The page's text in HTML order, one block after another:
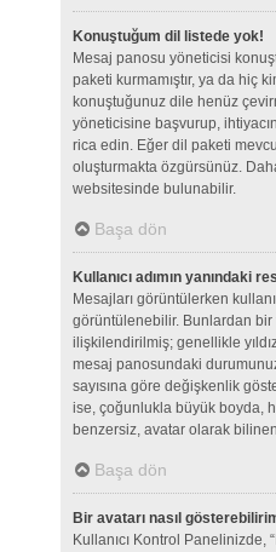
Konuştuğum dil listede yok!
Mesaj panosu yöneticisi
paketi kurmamıştır, ya da hiç
konuştuğunuz dile henüz
yöneticisine başvurup,
rica edin. Eğer dil paketi
oluşturmakta özgürsünüz.
websitesinde bulunabilir.
Başa dön
Kullanıcı adımın yanındaki
Mesajları görüntülerken
görüntülenebilir. Bunlardan
ilişkilendirilmiş; genellikle
mesaj panosundaki
sayısına göre değişkenlik
ise, çoğunlukla büyük boyda,
benzersiz, avatar olarak
Başa dön
Bir avatarı nasıl
Kullanıcı Kontrol Panelinizde,